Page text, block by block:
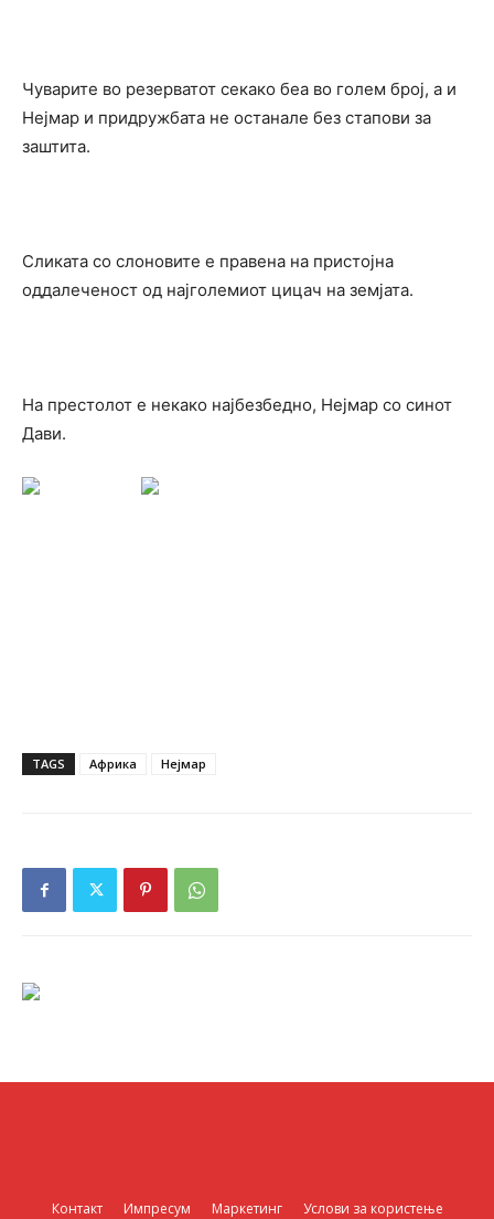
Чуварите во резерватот секако беа во голем број, а и
Нејмар и придружбата не останале без стапови за
заштита.
Сликата со слоновите е правена на пристојна
оддалеченост од најголемиот цицач на земјата.
На престолот е некако најбезбедно, Нејмар со синот
Дави.
TAGS Африка Нејмар
Контакт Импресум Маркетинг Услови за користење